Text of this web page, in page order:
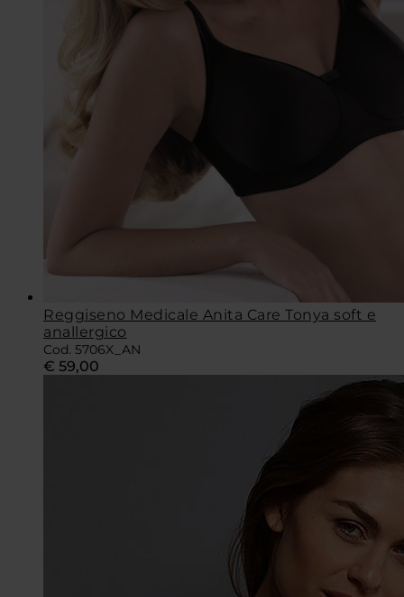
Reggiseno Medicale Anita Care Tonya soft e
anallergico
Cod. 5706X_AN
€ 59,00